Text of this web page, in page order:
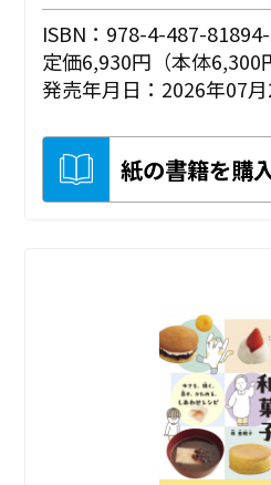
ISBN：978-4-487-
定価6,930円（本体6,300
発売年月日：2026年07月
紙の書籍を購